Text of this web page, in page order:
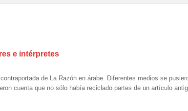
e intérpretes
de La Razón en árabe. Diferentes medios se
cuenta que no sólo había reciclado partes de un artículo